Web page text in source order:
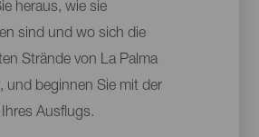
heraus, wie sie
sind und wo sich die
Strände von La Palma
und beginnen Sie mit der
Ausflugs.